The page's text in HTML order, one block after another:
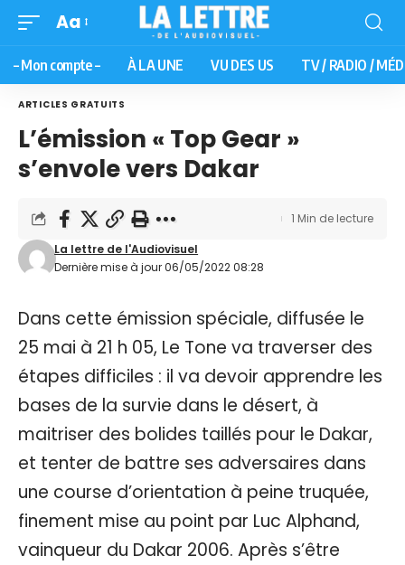
Aa
– Mon compte – À LA UNE VU DES US TV / RADIO /
ARTICLES GRATUITS
L’émission « Top Gear »
s’envole vers Dakar
Dernière mise à jour 06/05/2022 08:28
La lettre de l'Audiovisuel
1 Min de lecture
Dans cette émission spéciale, diffusée le
25 mai à 21 h 05, Le Tone va traverser des
étapes difficiles : il va devoir apprendre les
bases de la survie dans le désert, à
maitriser des bolides taillés pour le Dakar,
et tenter de battre ses adversaires dans
une course d’orientation à peine truquée,
finement mise au point par Luc Alphand,
vainqueur du Dakar 2006. Après s’être